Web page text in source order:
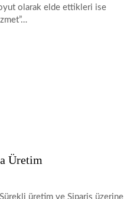
olarak elde ettikleri ise
Üretim
üretim ve Sipariş üzerine